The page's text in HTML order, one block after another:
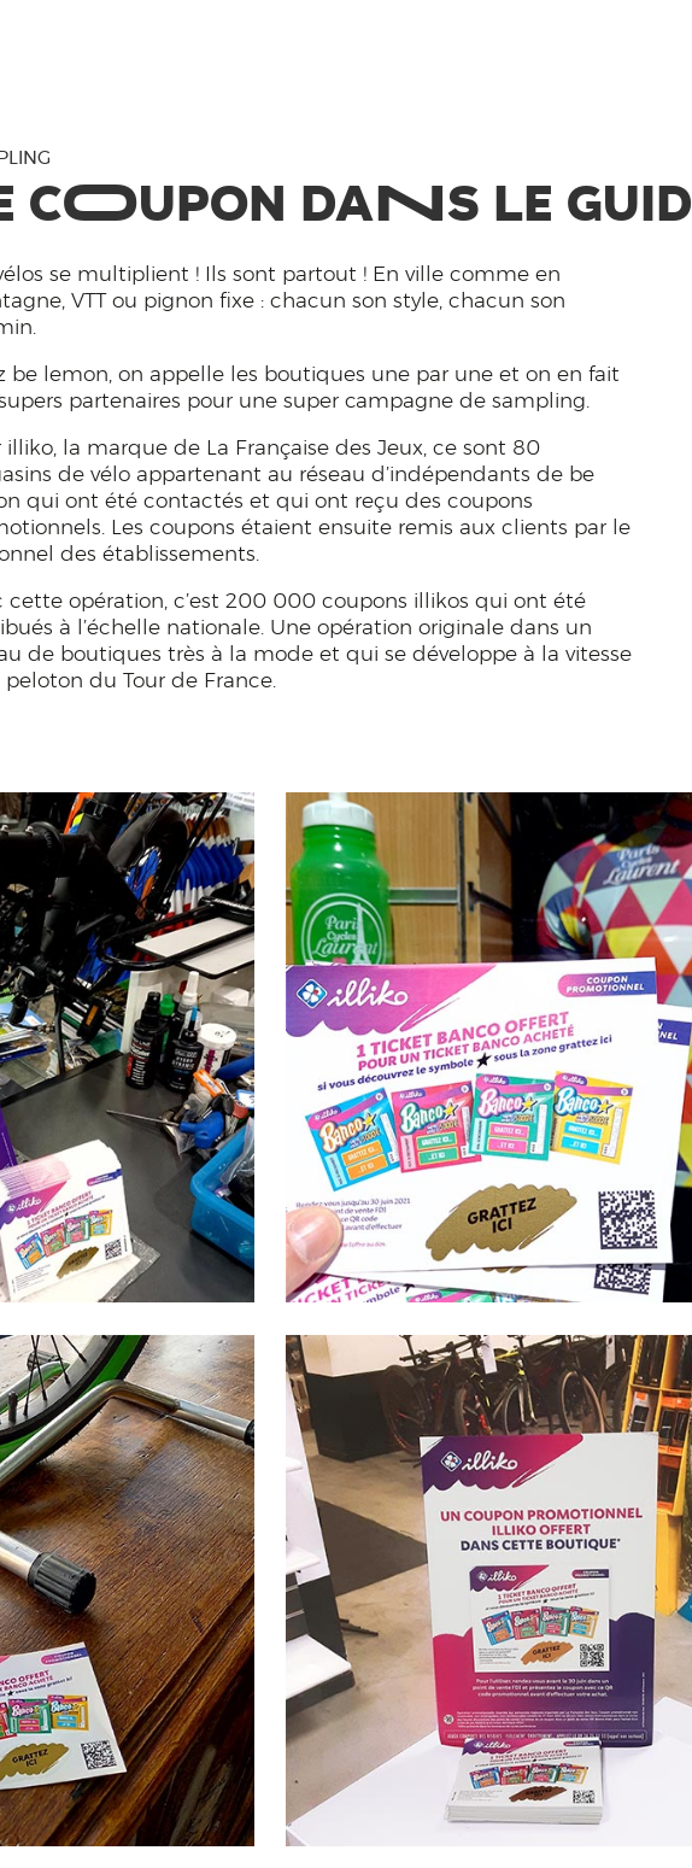
COUPON DANS LE GUID
se multiplient ! Ils sont partout ! En ville comme en
VTT ou pignon fixe : chacun son style, chacun son
be lemon, on appelle les boutiques une par une et on en fait
partenaires pour une super campagne de sampling.
illiko, la marque de La Française des Jeux, ce sont 80
de vélo appartenant au réseau d’indépendants de be
qui ont été contactés et qui ont reçu des coupons
Les coupons étaient ensuite remis aux clients par le
des établissements.
cette opération, c’est 200 000 coupons illikos qui ont été
à l’échelle nationale. Une opération originale dans un
de boutiques très à la mode et qui se développe à la vitesse
peloton du Tour de France.